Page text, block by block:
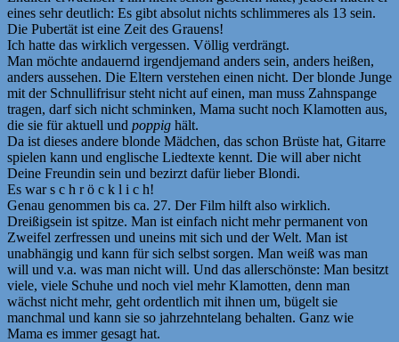
eines sehr deutlich: Es gibt absolut nichts schlimmeres als 13 sein.
Die Pubertät ist eine Zeit des Grauens!
Ich hatte das wirklich vergessen. Völlig verdrängt.
Man möchte andauernd irgendjemand anders sein, anders heißen,
anders aussehen. Die Eltern verstehen einen nicht. Der blonde Junge
mit der Schnullifrisur steht nicht auf einen, man muss Zahnspange
tragen, darf sich nicht schminken, Mama sucht noch Klamotten aus,
die sie für aktuell und poppig hält.
Da ist dieses andere blonde Mädchen, das schon Brüste hat, Gitarre
spielen kann und englische Liedtexte kennt. Die will aber nicht
Deine Freundin sein und bezirzt dafür lieber Blondi.
Es war s c h r ö c k l i c h!
Genau genommen bis ca. 27. Der Film hilft also wirklich.
Dreißigsein ist spitze. Man ist einfach nicht mehr permanent von
Zweifel zerfressen und uneins mit sich und der Welt. Man ist
unabhängig und kann für sich selbst sorgen. Man weiß was man
will und v.a. was man nicht will. Und das allerschönste: Man besitzt
viele, viele Schuhe und noch viel mehr Klamotten, denn man
wächst nicht mehr, geht ordentlich mit ihnen um, bügelt sie
manchmal und kann sie so jahrzehntelang behalten. Ganz wie
Mama es immer gesagt hat.